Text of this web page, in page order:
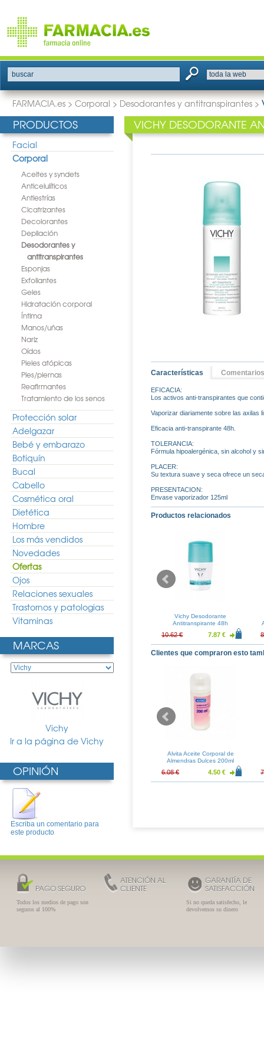
buscar
FARMACIA.es > Corporal > Desodorantes y antitranspirantes >
PRODUCTOS
Facial
Corporal
Aceites y syndets
Anticelulíticos
Antiestrías
Cicatrizantes
Decolorantes
Depilación
Desodorantes y
antitranspirantes
Esponjas
Exfoliantes
Geles
Hidratación corporal
Íntima
Manos/uñas
Nariz
Oídos
Pieles atópicas
Pies/piernas
Reafirmantes
Tratamiento de los senos
Protección solar
Adelgazar
Bebé y embarazo
Botiquín
Bucal
Cabello
Cosmética oral
Dietética
Hombre
Los más vendidos
Novedades
Ofertas
Ojos
Relaciones sexuales
Trastornos y patologias
Vitaminas
MARCAS
Vichy
Ir a la página de Vichy
OPINIÓN
Escriba un comentario para
este producto
VICHY DESODORANTE
Características Comentarios
EFICACIA:
Los activos anti-transpirantes que
Vaporizar diariamente sobre las axilas
Eficacia anti-transpirante 48h.
TOLERANCIA:
Fórmula hipoalergénica, sin alcohol y
PLACER:
Su textura suave y seca ofrece un
PRESENTACION:
Envase vaporizador 125ml
Productos relacionados
Rx Hh
Roll-on 40ml
Babe Desodorante Roll-On
Vichy Desodorante
Antitranspirante 48h
10.62 € 7.87 €
Clientes que compraron esto
7.05 €
Alvita Aceite Corporal de
Almendras Dulces 200ml
6.08 € 4.50 €
PAGO SEGURO
Todos los medios de pago son
seguros al 100%
ATENCIÓN AL
CLIENTE
GARANTÍA DE
SATISFACCIÓN
Si no queda satisfecho, le
devolvemos su dinero